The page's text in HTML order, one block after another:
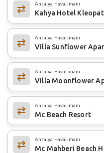
Antalya Havalimanı
Kahya Hotel
Antalya Havalimanı
Villa Sunflower
Antalya Havalimanı
Villa Moonflower
Antalya Havalimanı
Mc Beach Resort
Antalya Havalimanı
Mc Mahberi Beach